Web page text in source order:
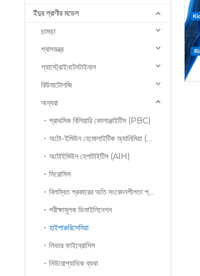
ইঁদুর প্রাণীর মডেল
চামড়া
শ্বাসযন্ত্র
গ্যাস্ট্রোইনটেস্টাইনাল
রিউমাটোলজি
অন্যরা
প্রাথমিক বিলিয়ারি কোলাঞ্জাইটিস (PBC)
অটো-ইমিউন হেমোলাইটিক অ্যানিমিয়া (AIHA)
অটোইমিউন হেপাটাইটিস (AIH)
সিরোসিস
বিলম্বিত প্রকারের অতি সংবেদনশীলতা প্রতিক্রিয়া (DTH)
পরীক্ষামূলক ডিমাইলিনেশন
হাইপারুরিসেমিয়া
লিভার ফাইব্রোসিস
নিউরোপ্যাথিক ব্যথা